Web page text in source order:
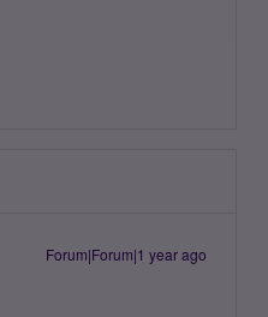
Forum|Forum|1 year ago